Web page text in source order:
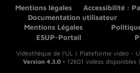
Mentions légales
Accessibilité :
Documentation utilisateur
Mentions Légales
ESUP-Portail
Vidéothèque de l'UL | Plateforme vidéo -
Version 4.3.0 • 12601 vidéos disponibles